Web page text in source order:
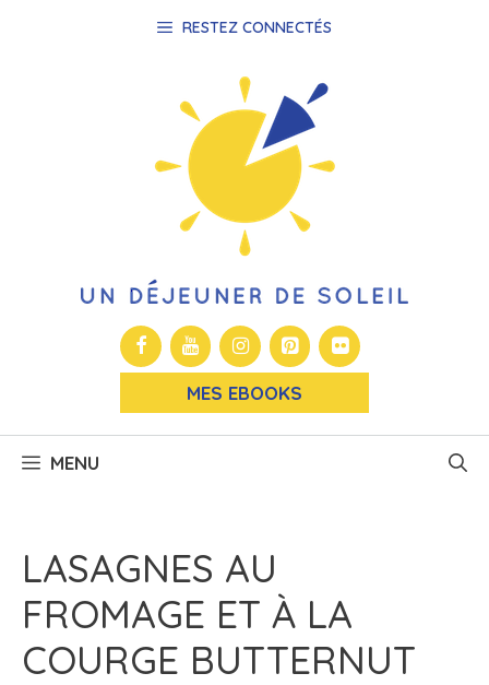
RESTEZ CONNECTÉS
MES EBOOKS
MENU
LASAGNES AU
FROMAGE ET À LA
COURGE BUTTERNUT